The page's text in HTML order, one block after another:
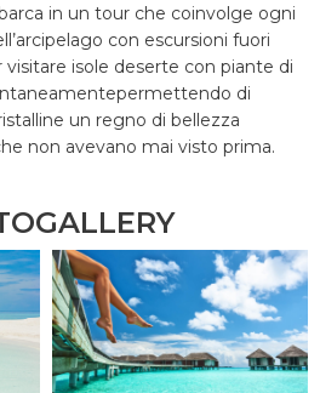
in un tour che coinvolge ogni
con escursioni fuori
visitare isole deserte con piante di
di
un regno di bellezza
non avevano mai visto prima.